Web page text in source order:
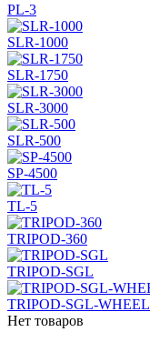
PL-3
SLR-1000
SLR-1750
SLR-3000
SLR-500
SP-4500
TL-5
TRIPOD-360
TRIPOD-SGL
TRIPOD-SGL-WHEEL
Нет товаров